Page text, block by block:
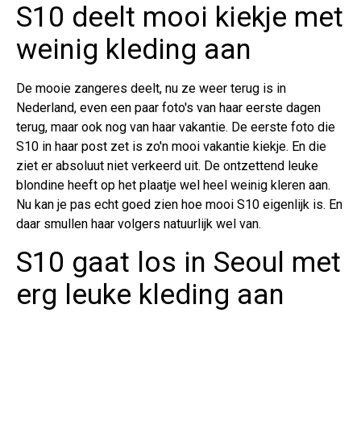
S10 deelt mooi kiekje met
weinig kleding aan
De mooie zangeres deelt, nu ze weer terug is in
Nederland, even een paar foto's van haar eerste dagen
terug, maar ook nog van haar vakantie. De eerste foto die
S10 in haar post zet is zo'n mooi vakantie kiekje. En die
ziet er absoluut niet verkeerd uit. De ontzettend leuke
blondine heeft op het plaatje wel heel weinig kleren aan.
Nu kan je pas echt goed zien hoe mooi S10 eigenlijk is. En
daar smullen haar volgers natuurlijk wel van.
S10 gaat los in Seoul met
erg leuke kleding aan